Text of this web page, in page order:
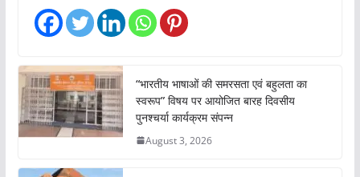
“भारतीय भाषाओं की समरसता एवं बहुलता का
स्वरूप” विषय पर आयोजित बारह दिवसीय
पुनश्चर्या कार्यक्रम संपन्न
August 3, 2026